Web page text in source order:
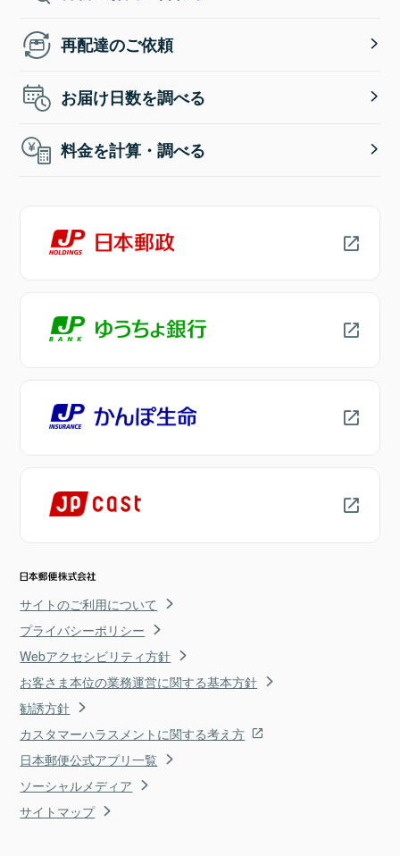
再配達のご依頼
お届け日数を調べる
料金を計算・調べる
サイトのご利用について
プライバシーポリシー
Webアクセシビリティ方針
お客さま本位の業務運営に関する基本方針
勧誘方針
カスタマーハラスメントに関する考え方
日本郵便公式アプリ一覧
ソーシャルメディア
サイトマップ